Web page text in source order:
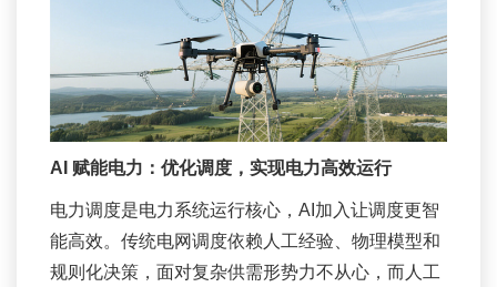
AI 赋能电力： 优化调度，实现电力高效运行
电力调度是电力系统运行核心，AI加入让调度更智
能高效。传统电网调度依赖人工经验、物理模型和
规则化决策，面对复杂供需形势力不从心，而人工